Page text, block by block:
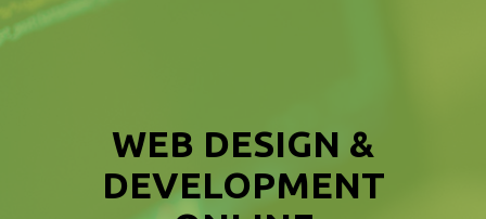
WEB DESIGN &
DEVELOPMENT